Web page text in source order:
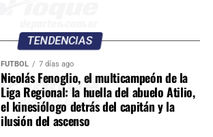
TENDENCIAS
FÚTBOL 7 días ago
Nicolás Fenoglio, el multicampeón de la
Liga Regional: la huella del abuelo Atilio,
el kinesiólogo detrás del capitán y la
ilusión del ascenso